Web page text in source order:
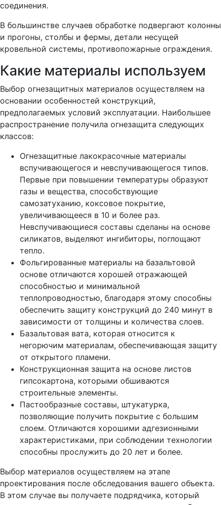
соединения.
В большинстве случаев обработке подвергают колонны
и прогоны, столбы и фермы, детали несущей
кровельной системы, противопожарные ограждения.
Какие материалы используем
Выбор огнезащитных материалов осуществляем на
основании особенностей конструкций,
предполагаемых условий эксплуатации. Наибольшее
распространение получила огнезащита следующих
классов:
Огнезащитные лакокрасочные материалы
вспучивающегося и невспучивающегося типов.
Первые при повышении температуры образуют
газы и вещества, способствующие
самозатуханию, коксовое покрытие,
увеличивающееся в 10 и более раз.
Невспучивающиеся составы сделаны на основе
силикатов, выделяют ингибиторы, поглощают
тепло.
Фольгированные материалы на базальтовой
основе отличаются хорошей отражающей
способностью и минимальной
теплопроводностью, благодаря этому способны
обеспечить защиту конструкций до 240 минут в
зависимости от толщины и количества слоев.
Базальтовая вата, которая относится к
негорючим материалам, обеспечивающая защиту
от открытого пламени.
Конструкционная защита на основе листов
гипсокартона, которыми обшиваются
строительные элементы.
Пастообразные составы, штукатурка,
позволяющие получить покрытие с большим
слоем. Отличаются хорошими адгезионными
характеристиками, при соблюдении технологии
способны прослужить до 20 лет и более.
Выбор материалов осуществляем на этапе
проектирования после обследования вашего объекта.
В этом случае вы получаете подрядчика, который